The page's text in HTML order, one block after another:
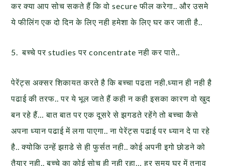
कर क्या आप सोच सकते हैं कि वो secure फील करेगा.. और उसमे
ये फीलिंग एक दो दिन के लिए नही हमेशा के लिए घर कर जाती है..
5. बच्चे पर studies पर concentrate नही कर पाते..
पेरेंट्स अक्सर शिकायत करते है कि बच्चा पढता नही.ध्यान ही नही है
पढाई की तरफ.. पर ये भूल जाते हैं कही न कही इसका कारण वो खुद
बन रहे हैं… बात बात पर एक दूसरे से झगडते रहेंगे तो बच्चा कैसे
अपना ध्यान पढाई में लगा पाएगा.. ना पेरेंट्स पढाई पर ध्यान दे पा रहे
है.. क्योकि उन्हें झग़डे से ही फुर्सत नही.. कोई अपनी इगो छोडने को
तैयार नही.. बच्चे का कोई सोच ही नही रहा… हर समय घर में तनाव